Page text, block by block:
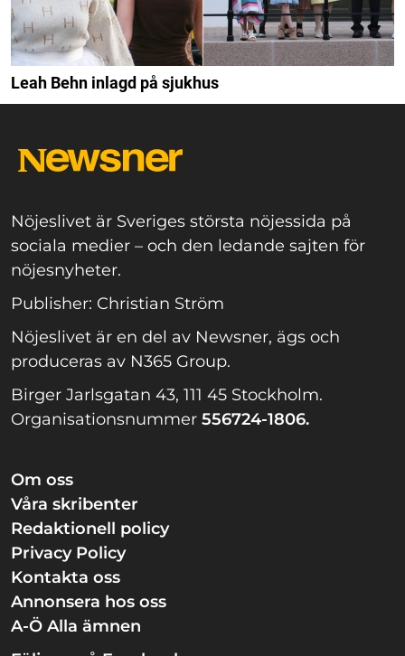
Leah Behn inlagd på sjukhus
Nöjeslivet är Sveriges största nöjessida på
sociala medier – och den ledande sajten för
nöjesnyheter.
Publisher: Christian Ström
Nöjeslivet är en del av Newsner, ägs och
produceras av N365 Group.
Birger Jarlsgatan 43, 111 45 Stockholm.
Organisationsnummer 556724-1806.
Om oss
Våra skribenter
Redaktionell policy
Privacy Policy
Kontakta oss
Annonsera hos oss
A-Ö Alla ämnen